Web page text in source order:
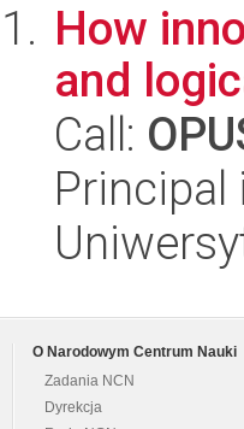
How
and
Call:
Principal
O Narodowym Centrum Nauki
Zadania NCN
Dyrekcja